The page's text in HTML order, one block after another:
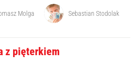
Molga Sebastian Stodolak
z pięterkiem